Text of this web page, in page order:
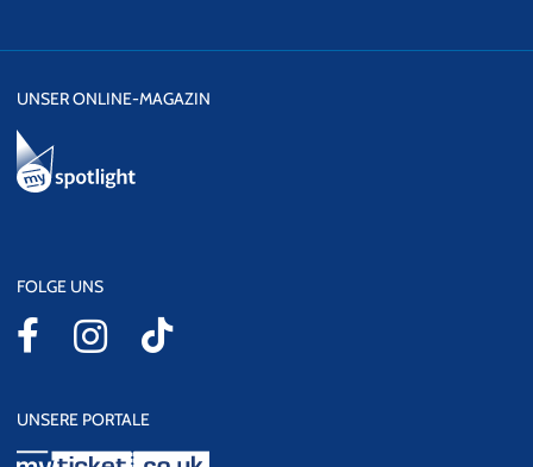
UNSER ONLINE-MAGAZIN
FOLGE UNS
UNSERE PORTALE